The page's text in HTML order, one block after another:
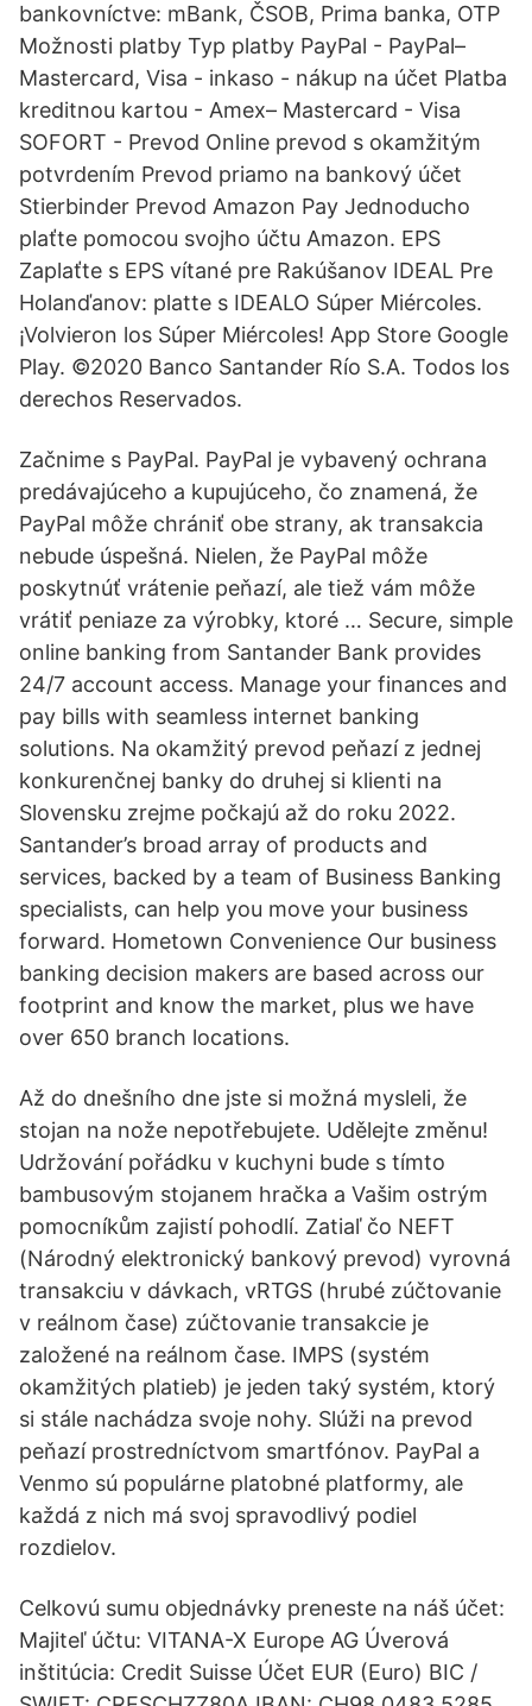
bankovníctve: mBank, ČSOB, Prima banka, OTP
Možnosti platby Typ platby PayPal - PayPal–
Mastercard, Visa - inkaso - nákup na účet Platba
kreditnou kartou - Amex– Mastercard - Visa
SOFORT - Prevod Online prevod s okamžitým
potvrdením Prevod priamo na bankový účet
Stierbinder Prevod Amazon Pay Jednoducho
plaťte pomocou svojho účtu Amazon. EPS
Zaplaťte s EPS vítané pre Rakúšanov IDEAL Pre
Holanďanov: platte s IDEALO Súper Miércoles.
¡Volvieron los Súper Miércoles! App Store Google
Play. ©2020 Banco Santander Río S.A. Todos los
derechos Reservados.
Začnime s PayPal. PayPal je vybavený ochrana
predávajúceho a kupujúceho, čo znamená, že
PayPal môže chrániť obe strany, ak transakcia
nebude úspešná. Nielen, že PayPal môže
poskytnúť vrátenie peňazí, ale tiež vám môže
vrátiť peniaze za výrobky, ktoré … Secure, simple
online banking from Santander Bank provides
24/7 account access. Manage your finances and
pay bills with seamless internet banking
solutions. Na okamžitý prevod peňazí z jednej
konkurenčnej banky do druhej si klienti na
Slovensku zrejme počkajú až do roku 2022.
Santander’s broad array of products and
services, backed by a team of Business Banking
specialists, can help you move your business
forward. Hometown Convenience Our business
banking decision makers are based across our
footprint and know the market, plus we have
over 650 branch locations.
Až do dnešního dne jste si možná mysleli, že
stojan na nože nepotřebujete. Udělejte změnu!
Udržování pořádku v kuchyni bude s tímto
bambusovým stojanem hračka a Vašim ostrým
pomocníkům zajistí pohodlí. Zatiaľ čo NEFT
(Národný elektronický bankový prevod) vyrovná
transakciu v dávkach, vRTGS (hrubé zúčtovanie
v reálnom čase) zúčtovanie transakcie je
založené na reálnom čase. IMPS (systém
okamžitých platieb) je jeden taký systém, ktorý
si stále nachádza svoje nohy. Slúži na prevod
peňazí prostredníctvom smartfónov. PayPal a
Venmo sú populárne platobné platformy, ale
každá z nich má svoj spravodlivý podiel
rozdielov.
Celkovú sumu objednávky preneste na náš účet:
Majiteľ účtu: VITANA-X Europe AG Úverová
inštitúcia: Credit Suisse Účet EUR (Euro) BIC /